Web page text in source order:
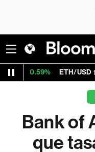
ETH/USD 1,893.178
Bank of
que